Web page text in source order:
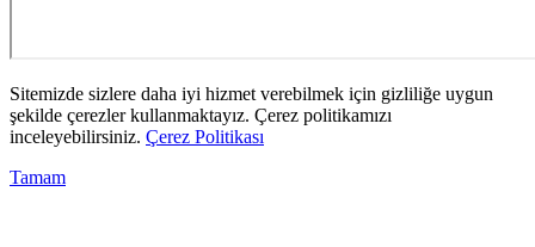
Sitemizde sizlere daha iyi hizmet verebilmek için gizliliğe uygun
şekilde çerezler kullanmaktayız. Çerez politikamızı
inceleyebilirsiniz. Çerez Politikası
Tamam